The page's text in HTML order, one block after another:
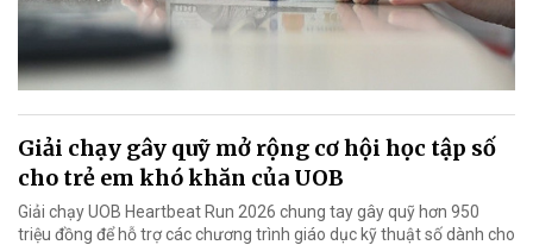
Giải chạy gây quỹ mở rộng cơ hội học tập số
cho trẻ em khó khăn của UOB
Giải chạy UOB Heartbeat Run 2026 chung tay gây quỹ hơn 950
triệu đồng để hỗ trợ các chương trình giáo dục kỹ thuật số dành cho